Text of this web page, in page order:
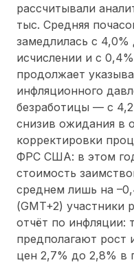
рассчитывали
тыс. Средняя
замедлилась с
исчислении и с
продолжает
инфляционного
безработицы — с
снизив ожидания в
корректировки
ФРС США: в этом
стоимость
среднем лишь на
(GMT+2) участники
отчёт по инфляции:
предполагают рост
цен 2,7% до 2,8% в